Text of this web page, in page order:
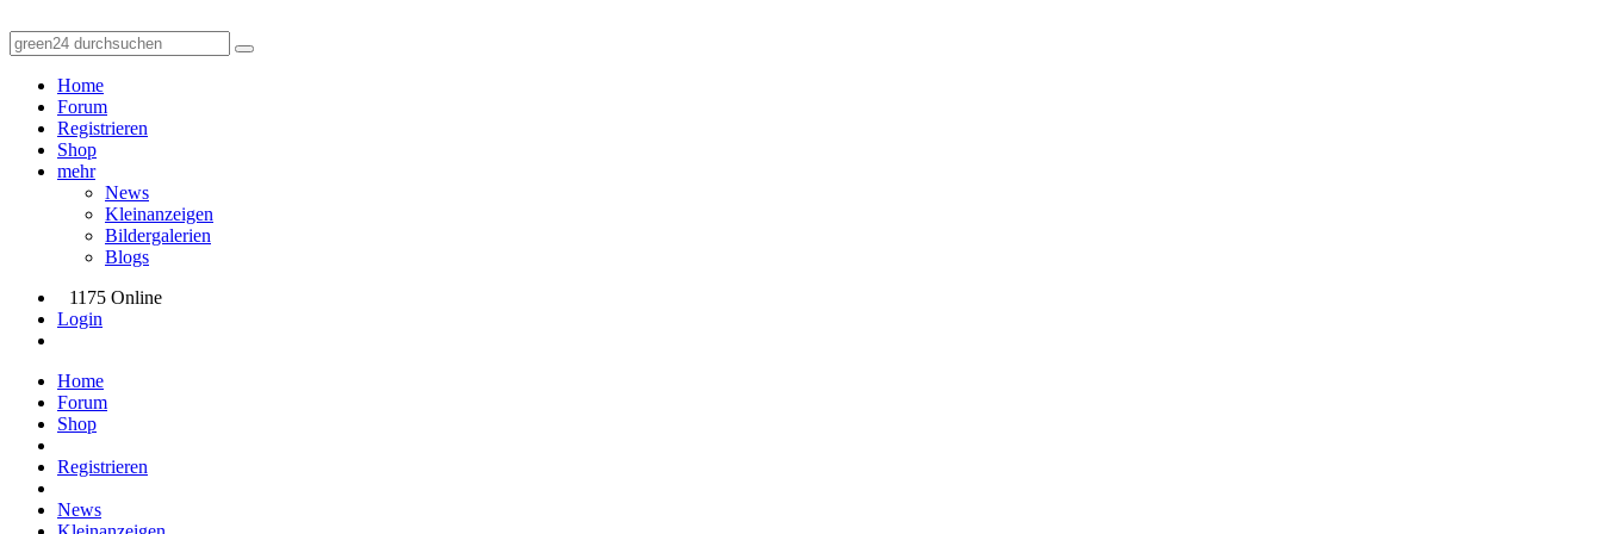
Home
Forum
Registrieren
Shop
mehr
News
Kleinanzeigen
Bildergalerien
Blogs
1175 Online
Login
Home
Forum
Shop
Registrieren
News